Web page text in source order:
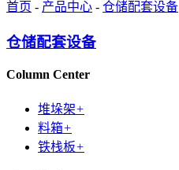
首页 - 产品中心 - 仓储配套设备
仓储配套设备
Column Center
堆垛架+
料箱+
铁栈板+